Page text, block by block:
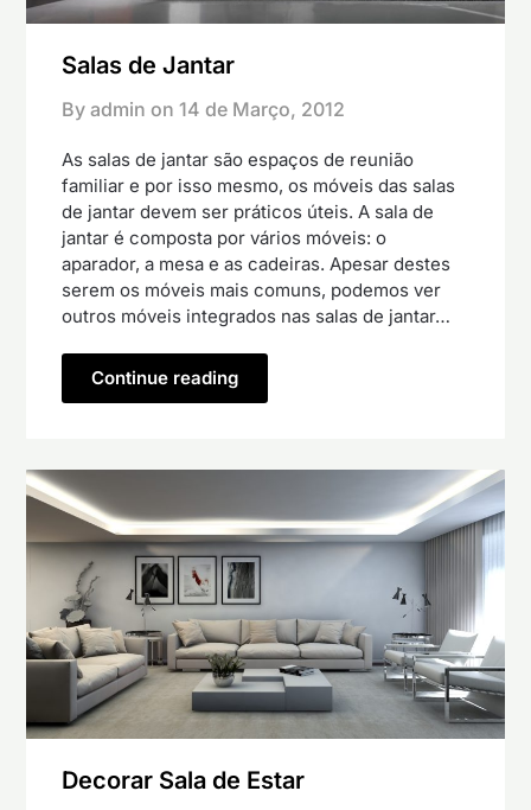
Salas de Jantar
By admin on 14 de Março, 2012
As salas de jantar são espaços de reunião
familiar e por isso mesmo, os móveis das salas
de jantar devem ser práticos úteis. A sala de
jantar é composta por vários móveis: o
aparador, a mesa e as cadeiras. Apesar destes
serem os móveis mais comuns, podemos ver
outros móveis integrados nas salas de jantar…
Continue reading
Decorar Sala de Estar